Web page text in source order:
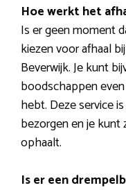
Hoe werkt het
Is er geen moment
kiezen voor afhaal
Beverwijk. Je kunt
boodschappen
hebt. Deze service
bezorgen en je
ophaalt.
Is er een